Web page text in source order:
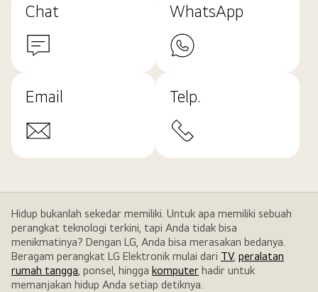
Chat WhatsApp
Email Telp.
Hidup bukanlah sekedar memiliki. Untuk apa memiliki sebuah
perangkat teknologi terkini, tapi Anda tidak bisa
menikmatinya? Dengan LG, Anda bisa merasakan bedanya.
Beragam perangkat LG Elektronik mulai dari TV, peralatan
rumah tangga, ponsel, hingga komputer hadir untuk
memanjakan hidup Anda setiap detiknya.